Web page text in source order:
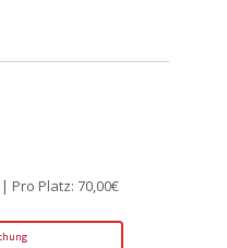
Pro Platz: 70,00€